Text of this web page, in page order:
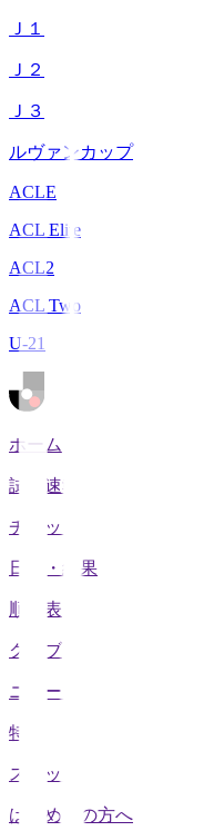
Ｊ１
Ｊ２
Ｊ３
ルヴァンカップ
ACLE
ACL Elite
ACL2
ACL Two
U-21
ホーム
試合速報
チケット
日程・結果
順位表
クラブ
ニュース
特集
スタッツ
はじめての方へ